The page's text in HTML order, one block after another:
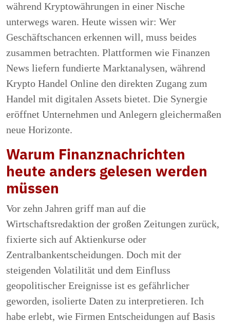
während Kryptowährungen in einer Nische
unterwegs waren. Heute wissen wir: Wer
Geschäftschancen erkennen will, muss beides
zusammen betrachten. Plattformen wie Finanzen
News liefern fundierte Marktanalysen, während
Krypto Handel Online den direkten Zugang zum
Handel mit digitalen Assets bietet. Die Synergie
eröffnet Unternehmen und Anlegern gleichermaßen
neue Horizonte.
Warum Finanznachrichten
heute anders gelesen werden
müssen
Vor zehn Jahren griff man auf die
Wirtschaftsredaktion der großen Zeitungen zurück,
fixierte sich auf Aktienkurse oder
Zentralbankentscheidungen. Doch mit der
steigenden Volatilität und dem Einfluss
geopolitischer Ereignisse ist es gefährlicher
geworden, isolierte Daten zu interpretieren. Ich
habe erlebt, wie Firmen Entscheidungen auf Basis